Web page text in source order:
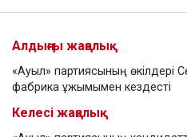
Алдыңғы жаңалық
«Ауыл» партиясының өкілдері
фабрика ұжымымен кездесті
Келесі жаңалық